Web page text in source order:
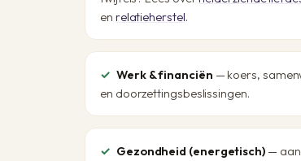
en relatieherstel.
Werk & financiën — koers,
en doorzettingsbeslissingen.
Gezondheid (energetisch) —